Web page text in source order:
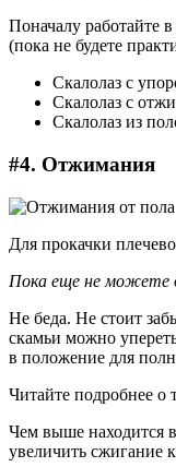
Поначалу работайте
(пока не будете
Скалолаз с
Скалолаз с
Скалолаз из
#4. Отжимания
Для прокачки
Пока еще не можете
Не беда. Не стоит
скамьи можно
в положение для
Читайте подробнее о
Чем выше находится
увеличить сжигание